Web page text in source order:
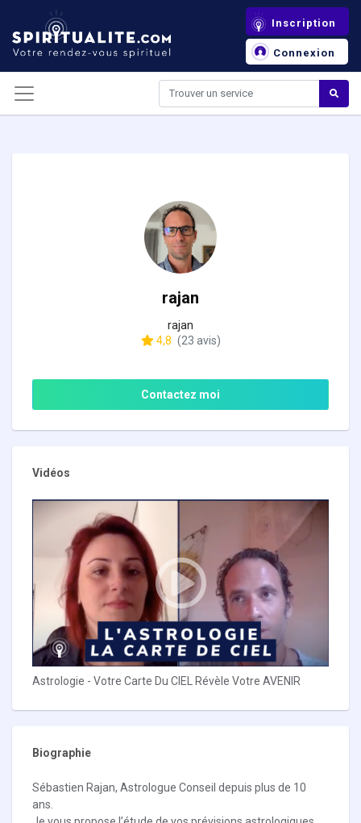
Inscription
Connexion
rajan
rajan
4,8 (23 avis)
Contactez moi
Vidéos
Astrologie - Votre Carte Du CIEL Révèle Votre AVENIR
Biographie
Sébastien Rajan, Astrologue Conseil depuis plus de 10
ans.